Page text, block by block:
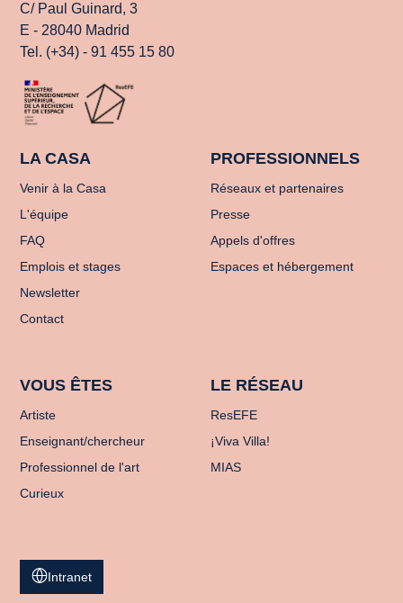
C/ Paul Guinard, 3
E - 28040 Madrid
Tel. (+34) - 91 455 15 80
LA CASA
Venir à la Casa
L'équipe
FAQ
Emplois et stages
Newsletter
Contact
PROFESSIONNELS
Réseaux et partenaires
Presse
Appels d'offres
Espaces et hébergement
VOUS ÊTES
Artiste
Enseignant/chercheur
Professionnel de l'art
Curieux
LE RÉSEAU
ResEFE
¡Viva Villa!
MIAS
Intranet